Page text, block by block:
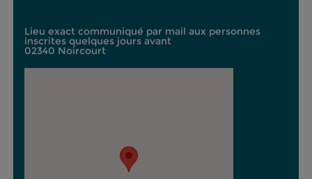
Lieu exact communiqué par mail aux personnes
inscrites quelques jours avant
02340 Noircourt